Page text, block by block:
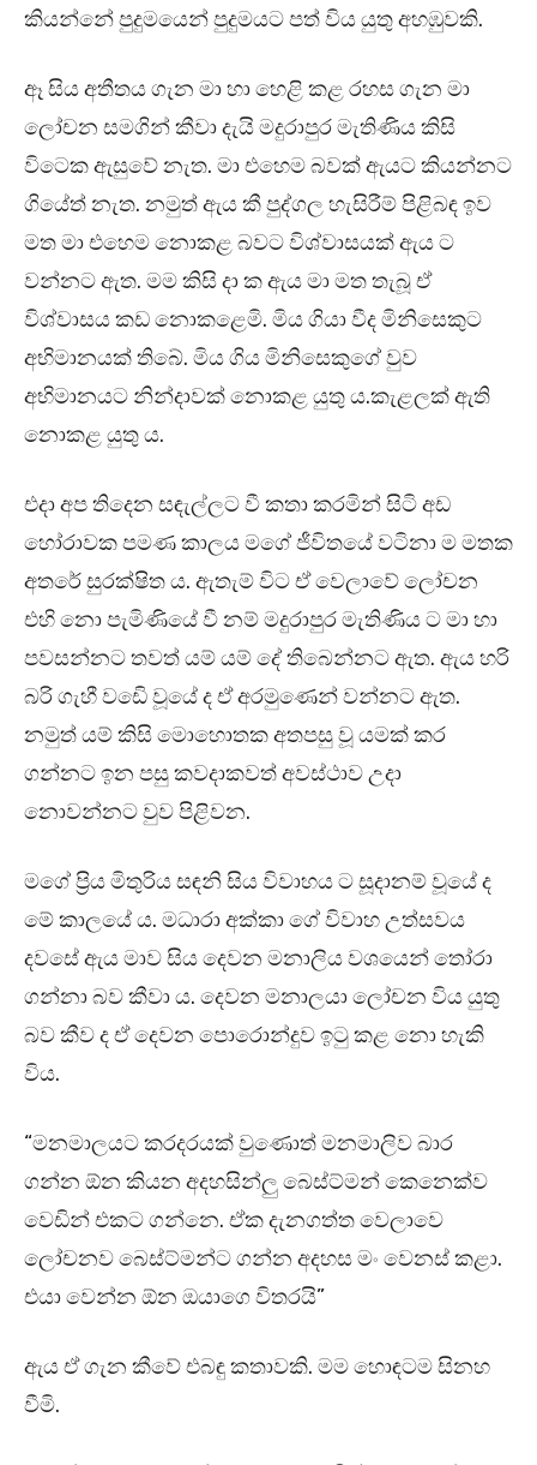
කියන්නේ පුදුමයෙන් පුදුමයට පත් විය යුතු අහඹුවකි.
ඈ සිය අතීතය ගැන මා හා හෙළි කළ රහස ගැන මා
ලෝචන සමගින් කීවා දැයි මදුරාපුර මැතිණිය කිසි
විටෙක ඇසුවේ නැත. මා එහෙම බවක් ඇයට කියන්නට
ගියේත් නැත. නමුත් ඇය කී පුද්ගල හැසිරීම් පිළිබඳ ඉව
මත මා එහෙම නොකළ බවට විශ්වාසයක් ඇය ට
වන්නට ඇත. මම කිසි දා ක ඇය මා මත තැබූ ඒ
විශ්වාසය කඩ නොකළෙමි. මිය ගියා වීද මිනිසෙකුට
අභිමානයක් තිබේ. මිය ගිය මිනිසෙකුගේ වුව
අභිමානයට නින්දාවක් නොකළ යුතු ය.කැළලක් ඇති
නොකළ යුතු ය.
එදා අප තිදෙන සඳැල්ලට වී කතා කරමින් සිටි අඩ
හෝරාවක පමණ කාලය මගේ ජීවිතයේ වටිනා ම මතක
අතරේ සුරක්ෂිත ය. ඇතැම් විට ඒ වෙලාවේ ලෝචන
එහි නො පැමිණියේ වී නම් මදුරාපුර මැතිණිය ට මා හා
පවසන්නට තවත් යම් යම් දේ තිබෙන්නට ඇත. ඇය හරි
බරි ගැහී වඩෙි වූයේ ද ඒ අරමුණෙන් වන්නට ඇත.
නමුත් යම් කිසි මොහොතක අතපසු වූ යමක් කර
ගන්නට ඉන පසු කවදාකවත් අවස්ථාව උදා
නොවන්නට වුව පිළිවන.
මගේ ප්‍රිය මිතුරිය සඳනි සිය විවාහය ට සූදානම් වූයේ ද
මේ කාලයේ ය. මධාරා අක්කා ගේ විවාහ උත්සවය
දවසේ ඇය මාව සිය දෙවන මනාලිය වශයෙන් තෝරා
ගන්නා බව කීවා ය. දෙවන මනාලයා ලෝචන විය යුතු
බව කීව ද ඒ දෙවන පොරොන්දුව ඉටු කළ නො හැකි
විය.
“මනමාලයට කරදරයක් වුණොත් මනමාලිව බාර
ගන්න ඕන කියන අදහසින්ලු බෙස්ට්මන් කෙනෙක්ව
වෙඩින් එකට ගන්නෙ. ඒක දැනගත්ත වෙලාවෙ
ලෝචනව බෙස්ට්මන්ට ගන්න අදහස මං වෙනස් කළා.
එයා වෙන්න ඕන ඔයාගෙ විතරයි”
ඇය ඒ ගැන කීවේ එබඳු කතාවකි. මම හොඳටම සිනහ
වීමි.